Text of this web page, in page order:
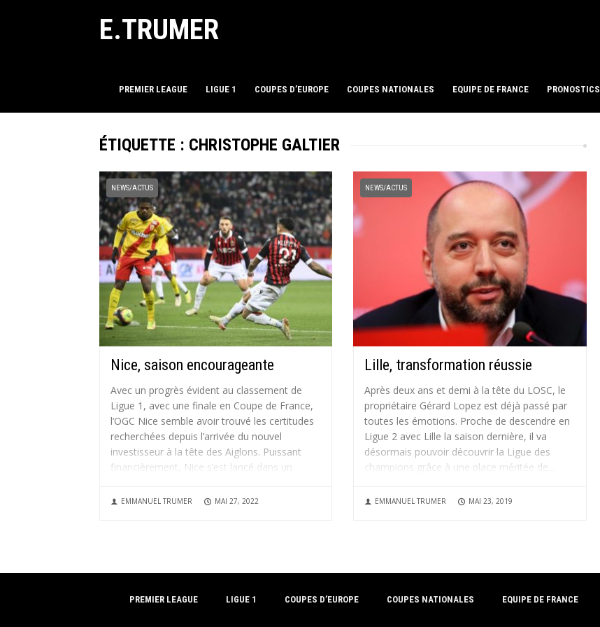
E.TRUMER
PREMIER LEAGUE LIGUE 1 COUPES D’EUROPE COUPES NATIONALES EQUIPE DE FRANCE PRONOSTICS
ÉTIQUETTE : CHRISTOPHE GALTIER
NEWS/ACTUS
Nice, saison encourageante
Avec un progrès évident au classement de
Ligue 1, avec une finale en Coupe de France,
l’OGC Nice semble avoir trouvé les certitudes
recherchées depuis l’arrivée du nouvel
investisseur à la tête des Aiglons. Puissant
financièrement, Nice s’est lancé dans un
EMMANUEL TRUMER MAI 27, 2022
NEWS/ACTUS
Lille, transformation réussie
Après deux ans et demi à la tête du LOSC, le
propriétaire Gérard Lopez est déjà passé par
toutes les émotions. Proche de descendre en
Ligue 2 avec Lille la saison dernière, il va
désormais pouvoir découvrir la Ligue des
champions grâce à une place méritée de...
EMMANUEL TRUMER MAI 23, 2019
PREMIER LEAGUE LIGUE 1 COUPES D’EUROPE COUPES NATIONALES EQUIPE DE FRANCE